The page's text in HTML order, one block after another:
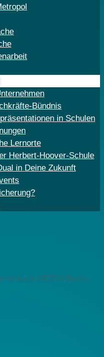
Bündnis
in Schulen
Lernorte
Herbert-Hoover-Schule
in Deine Zukunft
METRO Berlin-